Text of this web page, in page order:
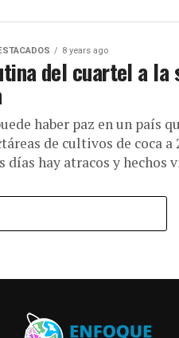
8 years ago
del cuartel a la
haber paz en un país
de cultivos de coca a
días hay atracos y hechos